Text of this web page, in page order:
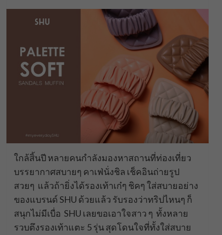
ใกล้สิ้นปี หลายคนกำลังมองหาสถานที่ท่องเที่ยว
บรรยากาศสบายๆ คาเฟ่นั่งชิล เช็คอินถ่ายรูป
สวยๆ แล้วถ้ายิ่งได้รองเท้าเก๋ๆ ชิคๆ ใส่สบายอย่าง
ของแบรนด์ SHU ด้วยแล้ว รับรองว่าทริปไหนๆ ก็
สนุกไม่มีเบื่อ SHU เลยขอเอาใจสาว ๆ ทั้งหลาย
รวบตึงรองเท้าแตะ 5 รุ่น สุดโดนใจที่ทั้งใส่สบาย